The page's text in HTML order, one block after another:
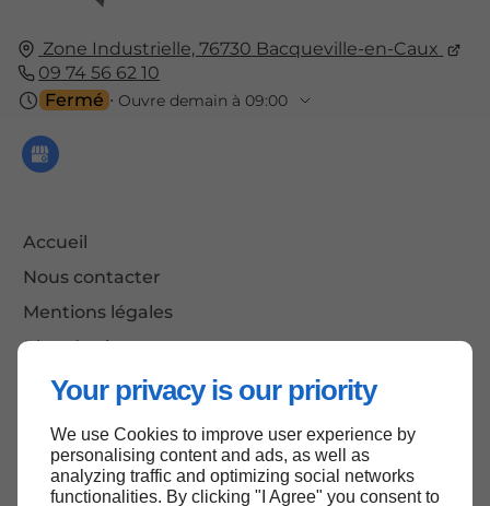
Your privacy is our priority
We use Cookies to improve user experience by
personalising content and ads, as well as
analyzing traffic and optimizing social networks
functionalities. By clicking "I Agree" you consent to
Zone Industrielle,76730 Bacqueville-en-Caux
09 74 56 62 10
Fermé ⋅ Ouvre demain à 09:00
Accueil
Nous contacter
Mentions légales
Plan du site
Haut de page